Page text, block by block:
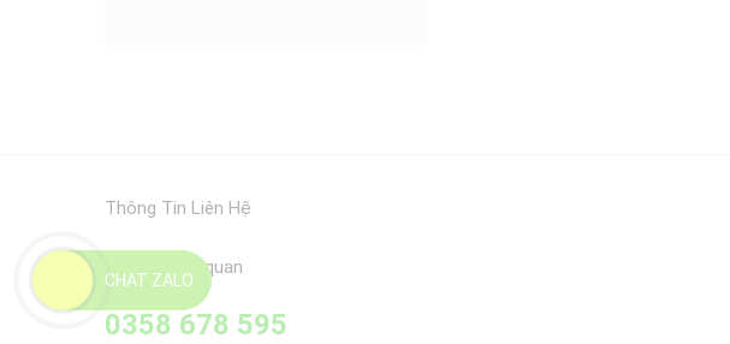
CHAT ZALO
Thông Tin Liên Hệ
0358 678 595